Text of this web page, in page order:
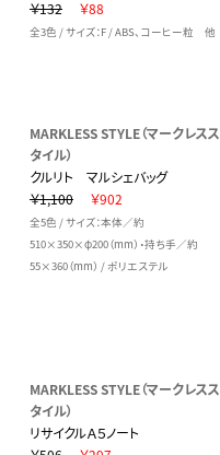
￥132
￥88
全3色 / サイズ：F / ABS、コーヒー粒 他
MARKLESS STYLE（マークレスス
タイル）
クルリト マルシェバッグ
￥1,100
￥902
全5色 / サイズ：本体／約
510×350×φ200（mm）・持ち手／約
55×360（mm） / ポリエステル
MARKLESS STYLE（マークレスス
タイル）
リサイクルＡ５ノート